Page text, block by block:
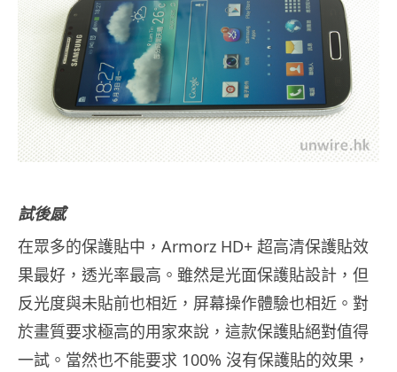
試後感
在眾多的保護貼中，Armorz HD+ 超高清保護貼效
果最好，透光率最高。雖然是光面保護貼設計，但
反光度與未貼前也相近，屏幕操作體驗也相近。對
於畫質要求極高的用家來說，這款保護貼絕對值得
一試。當然也不能要求 100% 沒有保護貼的效果，